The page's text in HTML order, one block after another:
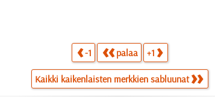
-1 palaa +1
Kaikki kaikenlaisten merkkien sabluunat